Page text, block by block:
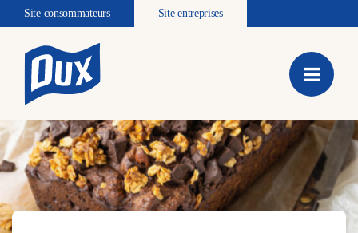
Site consommateurs Site entreprises